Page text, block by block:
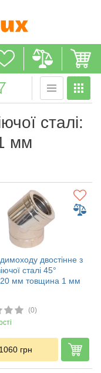
сталі:
мм
двостінне з
сталі 45°
мм товщина 1 мм
(0)
1060 грн